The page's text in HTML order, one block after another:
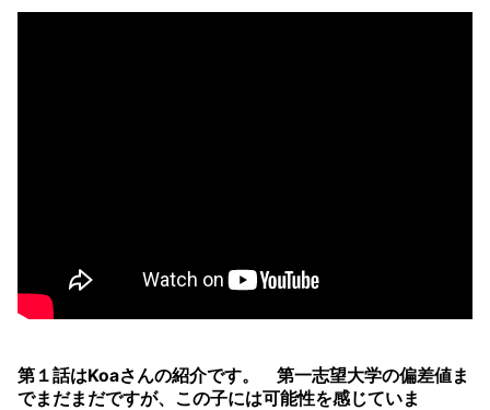
第１話はKoaさんの紹介です。 第一志望大学の偏差値ま
でまだまだですが、この子には可能性を感じていま